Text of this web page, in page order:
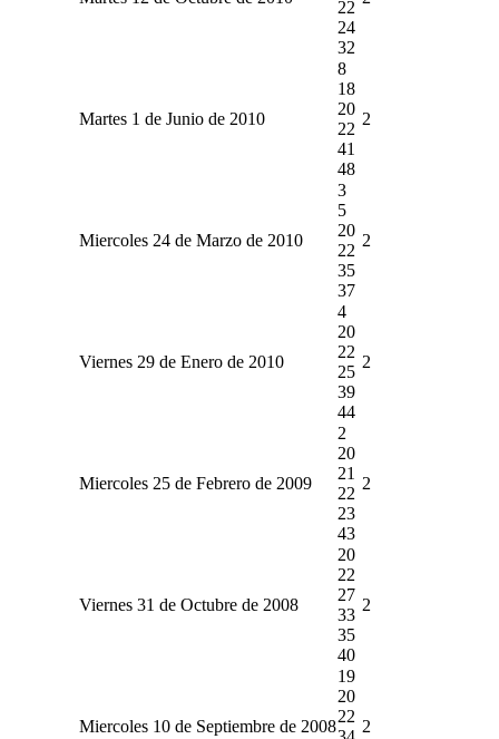
22
24
32
Martes 1 de Junio de 2010
8
18
20
22
41
48
2
Miercoles 24 de Marzo de 2010
3
5
20
22
35
37
2
Viernes 29 de Enero de 2010
4
20
22
25
39
44
2
Miercoles 25 de Febrero de 2009
2
20
21
22
23
43
2
Viernes 31 de Octubre de 2008
20
22
27
33
35
40
2
Miercoles 10 de Septiembre de 2008
19
20
22
2